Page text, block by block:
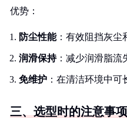
优势：
防尘性能：有效阻挡灰尘
润滑保持：减少润滑脂流
免维护 ：在清洁环境中
三、选型时的注意事项